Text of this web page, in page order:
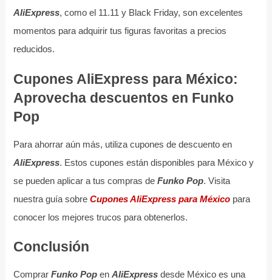
AliExpress, como el 11.11 y Black Friday, son excelentes
momentos para adquirir tus figuras favoritas a precios
reducidos.
Cupones AliExpress para México:
Aprovecha descuentos en Funko
Pop
Para ahorrar aún más, utiliza cupones de descuento en
AliExpress. Estos cupones están disponibles para México y
se pueden aplicar a tus compras de Funko Pop. Visita
nuestra guía sobre Cupones AliExpress para Méxicopara
conocer los mejores trucos para obtenerlos.
Conclusión
Comprar Funko Popen AliExpressdesde México es una